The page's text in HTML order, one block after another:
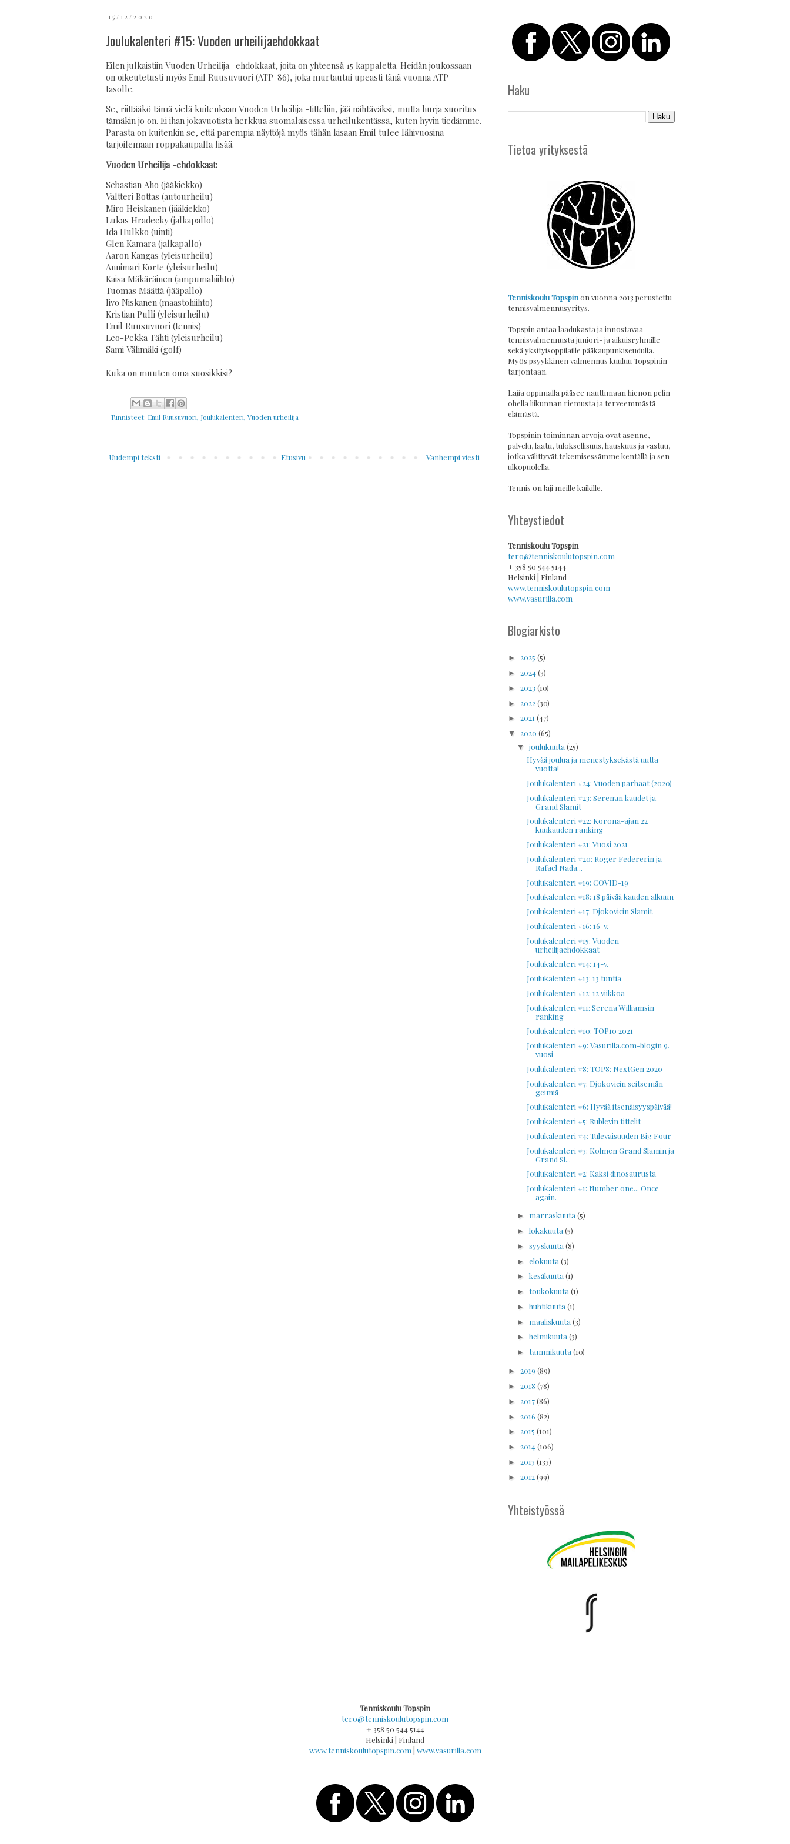
15/12/2020
Joulukalenteri #15: Vuoden urheilijaehdokkaat
Eilen julkaistiin Vuoden Urheilija -ehdokkaat, joita on yhteensä 15 kappaletta. Heidän joukossaan
on oikeutetusti myös Emil Ruusuvuori (ATP-86), joka murtautui upeasti tänä vuonna ATP-
tasolle.
Se, riittääkö tämä vielä kuitenkaan Vuoden Urheilija -titteliin, jää nähtäväksi, mutta hurja suoritus
tämäkin jo on. Ei ihan jokavuotista herkkua suomalaisessa urheilukentässä, kuten hyvin tiedämme.
Parasta on kuitenkin se, että parempia näyttöjä myös tähän kisaan Emil tulee lähivuosina
tarjoilemaan roppakaupalla lisää.
Vuoden Urheilija -ehdokkaat:
Sebastian Aho (jääkiekko)
Valtteri Bottas (autourheilu)
Miro Heiskanen (jääkiekko)
Lukas Hradecky (jalkapallo)
Ida Hulkko (uinti)
Glen Kamara (jalkapallo)
Aaron Kangas (yleisurheilu)
Annimari Korte (yleisurheilu)
Kaisa Mäkäräinen (ampumahiihto)
Tuomas Määttä (jääpallo)
Iivo Niskanen (maastohiihto)
Kristian Pulli (yleisurheilu)
Emil Ruusuvuori (tennis)
Leo-Pekka Tähti (yleisurheilu)
Sami Välimäki (golf)
Kuka on muuten oma suosikkisi?
Tunnisteet: Emil Ruusuvuori, Joulukalenteri, Vuoden urheilija
Uudempi teksti Vanhempi viesti
Etusivu
Haku
Tietoa yrityksestä
Tenniskoulu Topspinon vuonna 2013 perustettu
tennisvalmennusyritys.
Topspin antaa laadukasta ja innostavaa
tennisvalmennusta juniori- ja aikuisryhmille
sekä yksityisoppilaille pääkaupunkiseudulla.
Myös psyykkinen valmennus kuuluu Topspinin
tarjontaan.
Lajia oppimalla pääsee nauttimaan hienon pelin
ohella liikunnan riemusta ja terveemmästä
elämästä.
Topspinin toiminnan arvoja ovat asenne,
palvelu, laatu, tuloksellisuus, hauskuus ja vastuu,
jotka välittyvät tekemisessämme kentällä ja sen
ulkopuolella.
Tennis on laji meille kaikille.
Yhteystiedot
Tenniskoulu Topspin
tero@tenniskoulutopspin.com
+ 358 50 544 5144
Helsinki | Finland
www.tenniskoulutopspin.com
www.vasurilla.com
Blogiarkisto
► 2025 (5)
► 2024(3)
► 2023 (10)
► 2022(30)
► 2021 (47)
▼ 2020 (65)
▼joulukuuta(25)
Hyvää joulua ja menestyksekästä uutta
vuotta!
Joulukalenteri #24: Vuoden parhaat (2020)
Joulukalenteri #23: Serenan kaudet ja
Grand Slamit
Joulukalenteri #22: Korona-ajan 22
kuukauden ranking
Joulukalenteri #21: Vuosi 2021
Joulukalenteri #20: Roger Federerin ja
Rafael Nada...
Joulukalenteri #19: COVID-19
Joulukalenteri #18: 18 päivää kauden alkuun
Joulukalenteri #17: Djokovicin Slamit
Joulukalenteri #16: 16-v.
Joulukalenteri #15: Vuoden
urheilijaehdokkaat
Joulukalenteri #14: 14-v.
Joulukalenteri #13: 13 tuntia
Joulukalenteri #12: 12 viikkoa
Joulukalenteri #11: Serena Williamsin
ranking
Joulukalenteri #10: TOP10 2021
Joulukalenteri #9: Vasurilla.com-blogin 9.
vuosi
Joulukalenteri #8: TOP8: NextGen 2020
Joulukalenteri #7: Djokovicin seitsemän
geimiä
Joulukalenteri #6: Hyvää itsenäisyyspäivää!
Joulukalenteri #5: Rublevin tittelit
Joulukalenteri #4: Tulevaisuuden Big Four
Joulukalenteri #3: Kolmen Grand Slamin ja
Grand Sl...
Joulukalenteri #2: Kaksi dinosaurusta
Joulukalenteri #1: Number one... Once
again.
► marraskuuta(5)
►lokakuuta(5)
►syyskuuta(8)
►elokuuta(3)
►kesäkuuta(1)
►toukokuuta(1)
►huhtikuuta(1)
► maaliskuuta(3)
►helmikuuta(3)
►tammikuuta(10)
► 2019 (89)
► 2018 (78)
► 2017(86)
► 2016 (82)
► 2015 (101)
► 2014(106)
► 2013 (133)
► 2012(99)
Yhteistyössä
Tenniskoulu Topspin
tero@tenniskoulutopspin.com
+ 358 50 544 5144
Helsinki | Finland
www.tenniskoulutopspin.com www.vasurilla.com